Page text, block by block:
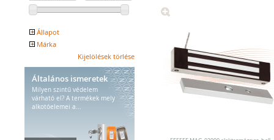
Kiegészítő zárak
Zárpajzsok
Mechanikus kiegészítők
Elektromos zárak
Elektromos bevéső zárak
Zárfogadók
MEDIATOR biztonsági zárak
Elektromágnesek
Mikro, mini
Dupla mágnesek
+ Állapot
Kifutó
+ Márka
ASSA ABLOY
EFFEFF
Kijelölések törlése
Általános ismeretek
Milyen szintű védelem
várható el? A termékek mely
alkotóelemei a...